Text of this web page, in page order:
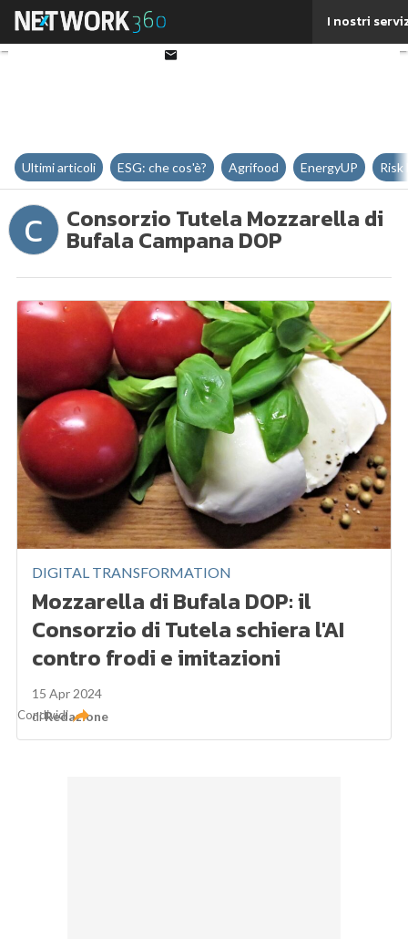
I nostri
Ultimi articoli ESG: che cos'è? Agrifood EnergyUP Risk
C Consorzio Tutela Mozzarella di
Bufala Campana DOP
DIGITAL TRANSFORMATION
Mozzarella di Bufala DOP: il
Consorzio di Tutela schiera l'AI
contro frodi e imitazioni
15 Apr 2024
diRedazione
Condividi